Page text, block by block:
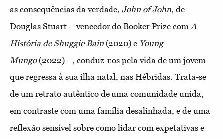
as consequências da verdade, John of John, de
Douglas Stuart – vencedor do Booker Prize comA
História de Shuggie Bain (2020) e Young
Mungo(2022) –, conduz-nos pela vida de um jovem
que regressa à sua ilha natal, nas Hébridas. Trata-se
de um retrato autêntico de uma comunidade unida,
em contraste com uma família desalinhada, e de uma
reflexão sensível sobre como lidar com expetativas e